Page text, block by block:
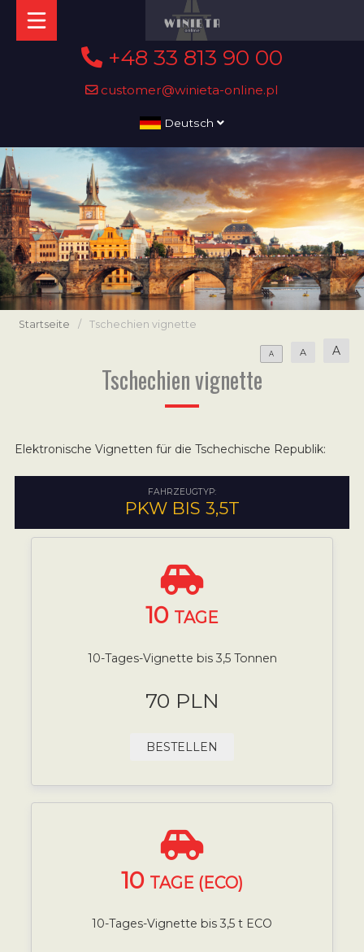
+48 33 813 90 00
customer@winieta-online.pl
Deutsch
Startseite / Tschechien vignette
A A A
Tschechien vignette
Elektronische Vignetten für die Tschechische Republik:
FAHRZEUGTYP:
PKW BIS 3,5T
10 TAGE
10-Tages-Vignette bis 3,5 Tonnen
70 PLN
BESTELLEN
10 TAGE (ECO)
10-Tages-Vignette bis 3,5 t ECO